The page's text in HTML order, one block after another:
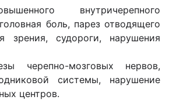
внутричерепного
боль, парез отводящего
зрения, судороги, нарушения
черепно-мозговых нервов,
системы, нарушение
центров.